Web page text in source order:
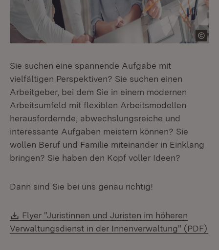
Sie suchen eine spannende Aufgabe mit
vielfältigen Perspektiven? Sie suchen einen
Arbeitgeber, bei dem Sie in einem modernen
Arbeitsumfeld mit flexiblen Arbeitsmodellen
herausfordernde, abwechslungsreiche und
interessante Aufgaben meistern können? Sie
wollen Beruf und Familie miteinander in Einklang
bringen? Sie haben den Kopf voller Ideen?
Dann sind Sie bei uns genau richtig!
Download:
Flyer "Juristinnen und Juristen im höheren
Verwaltungsdienst in der Innenverwaltung" (PDF)